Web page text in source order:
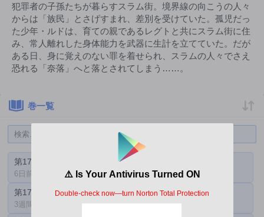
犯罪者の子孫たちが暮らすスラム街。境界線の向こうの人々
からは「族民」とさげすまれ、差別を受けていた。孤児だっ
た少年・ルドは、育ての親であるレグトと共にスラム街に住
み、常人離れした身体能力を武器に生計を立てていた。だが
ある日、身に覚えのない罪を着せられ、スラムの人々でさえ
恐れる「奈落」へと落とされてしまう……。
巻一覧
第173話
6日前 2週間前
第172話
3週間前
第171話
1ヶ月前